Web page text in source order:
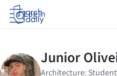
Log in